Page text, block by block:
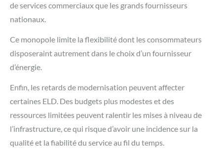
de services commerciaux que les grands fournisseurs
nationaux.
Ce monopole limite la flexibilité dont les consommateurs
disposeraint autrement dans le choix d’un fournisseur
d’énergie.
Enfin, les retards de modernisation peuvent affecter
certaines ELD. Des budgets plus modestes et des
ressources limitées peuvent ralentir les mises à niveau de
l’infrastructure, ce qui risque d’avoir une incidence sur la
qualité et la fiabilité du service au fil du temps.